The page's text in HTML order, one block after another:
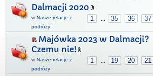
Dalmacji 2020
1 35 36 37
w Nasze relacje z
podróży
Majówka 2023 w Dalmacji?
Czemu nie!
1 19 20 21
w Nasze relacje z
podróży